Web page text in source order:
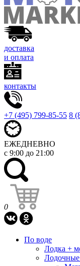
доставка
и оплата
контакты
+7 (495) 799-85-55 8
ЕЖЕДНЕВНО
с 9:00 до 21:00
0
По воде
Лодка +